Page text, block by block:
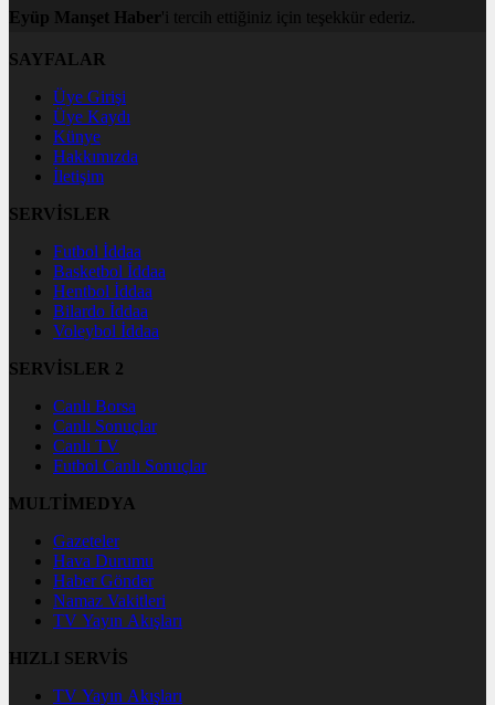
Eyüp Manşet Haber'i tercih ettiğiniz için teşekkür ederiz.
SAYFALAR
Üye Girişi
Üye Kaydı
Künye
Hakkımızda
İletişim
SERVİSLER
Futbol İddaa
Basketbol İddaa
Hentbol İddaa
Bilardo İddaa
Voleybol İddaa
SERVİSLER 2
Canlı Borsa
Canlı Sonuçlar
Canlı TV
Futbol Canlı Sonuçlar
MULTİMEDYA
Gazeteler
Hava Durumu
Haber Gönder
Namaz Vakitleri
TV Yayın Akışları
HIZLI SERVİS
TV Yayın Akışları